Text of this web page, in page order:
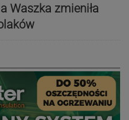
Waszka zmieniła